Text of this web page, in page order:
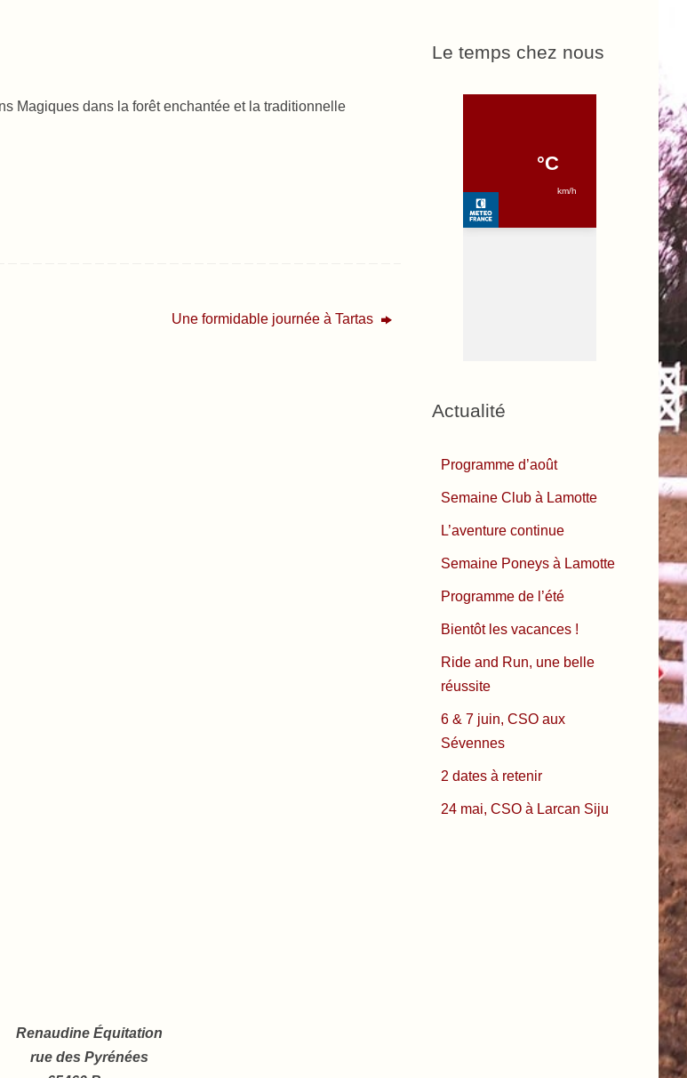
Magiques dans la forêt enchantée et la traditionnelle
Une formidable journée à Tartas
Le temps chez nous
Actualité
Programme d’août
Semaine Club à Lamotte
L’aventure continue
Semaine Poneys à Lamotte
Programme de l’été
Bientôt les vacances !
Ride and Run, une belle
réussite
6 & 7 juin, CSO aux
Sévennes
2 dates à retenir
24 mai, CSO à Larcan Siju
Renaudine Équitation
rue des Pyrénées